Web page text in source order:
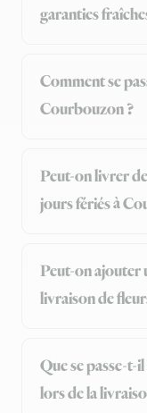
garanties
Comment se
Courbouzon ?
Peut-on livrer
jours fériés à
Peut-on ajouter
livraison de
Que se passe-t-
lors de la